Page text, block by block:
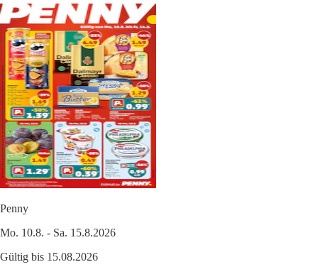
Penny
Mo. 10.8. - Sa. 15.8.2026
Gültig bis 15.08.2026